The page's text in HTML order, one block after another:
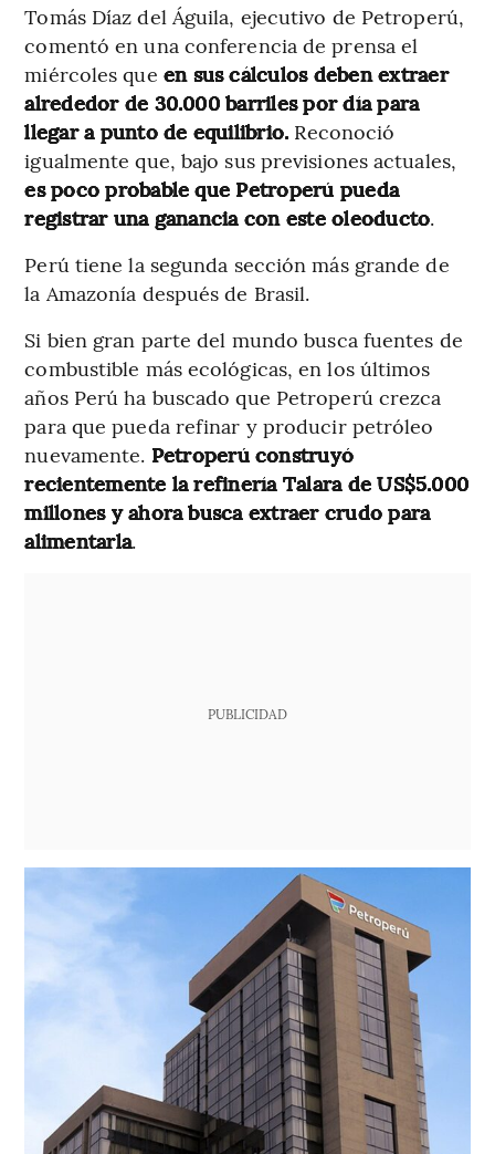
Tomás Díaz del Águila, ejecutivo de Petroperú,
comentó en una conferencia de prensa el
miércoles que en sus cálculos deben extraer
alrededor de 30.000 barriles por día para
llegar a punto de equilibrio. Reconoció
igualmente que, bajo sus previsiones actuales,
es poco probable que Petroperú pueda
registrar una ganancia con este oleoducto.
Perú tiene la segunda sección más grande de
la Amazonía después de Brasil.
Si bien gran parte del mundo busca fuentes de
combustible más ecológicas, en los últimos
años Perú ha buscado que Petroperú crezca
para que pueda refinar y producir petróleo
nuevamente. Petroperú construyó
recientemente la refinería Talara de US$5.000
millones y ahora busca extraer crudo para
alimentarla.
PUBLICIDAD